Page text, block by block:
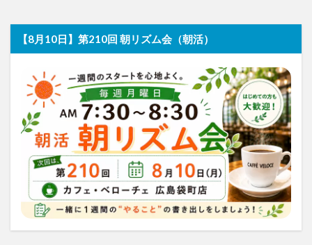
【8月10日】第210回 朝リズム会（朝活）